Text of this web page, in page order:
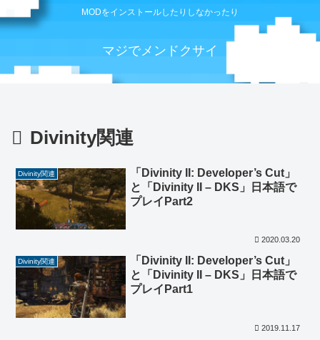
MODをインストールしたりしなかったり
マジでメンドクサイ
Divinity関連
Divinity関連
「Divinity II: Developer’s Cut」
と「Divinity II – DKS」日本語で
プレイPart2
2020.03.20
Divinity関連
「Divinity II: Developer’s Cut」
と「Divinity II – DKS」日本語で
プレイPart1
2019.11.17